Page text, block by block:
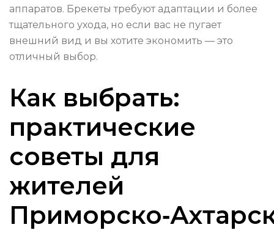
аппаратов. Брекеты требуют адаптации и более
тщательного ухода, но если вас не пугает
внешний вид и вы хотите экономить — это
отличный выбор.
Как выбрать:
практические
советы для
жителей